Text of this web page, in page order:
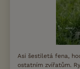
Asi šestiletá fena,
ostatním zvířatům.